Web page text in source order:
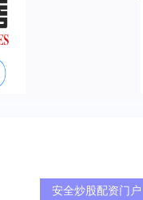
安全炒股配资门户